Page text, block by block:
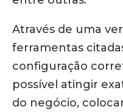
Através de uma
ferramentas
configuração
possível atingir
do negócio,